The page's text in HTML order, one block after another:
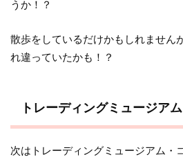
うか！？
散歩をしているだけかもしれません
れ違っていたかも！？
トレーディングミュージア
次はトレーディングミュージアム・